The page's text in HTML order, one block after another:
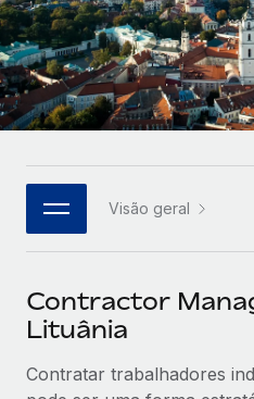
Italiano
Português (Portugal)
日本語
한국어
中文（简体）
Visão geral
Contractor
Lituânia
Contratar trabalhadores